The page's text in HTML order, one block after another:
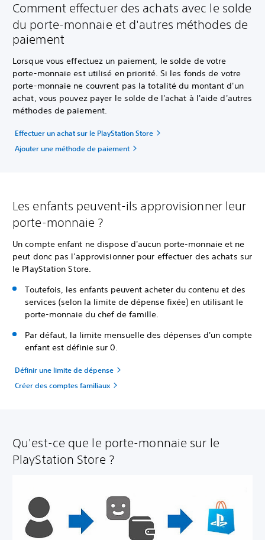
Comment effectuer des achats avec le solde
du porte-monnaie et d'autres méthodes de
paiement
Lorsque vous effectuez un paiement, le solde de votre
porte-monnaie est utilisé en priorité. Si les fonds de votre
porte-monnaie ne couvrent pas la totalité du montant d'un
achat, vous pouvez payer le solde de l'achat à l'aide d'autres
méthodes de paiement.
Effectuer un achat sur le PlayStation Store
Ajouter une méthode de paiement
Les enfants peuvent-ils approvisionner leur
porte-monnaie ?
Un compte enfant ne dispose d'aucun porte-monnaie et ne
peut donc pas l'approvisionner pour effectuer des achats sur
le PlayStation Store.
Toutefois, les enfants peuvent acheter du contenu et des
services (selon la limite de dépense fixée) en utilisant le
porte-monnaie du chef de famille.
Par défaut, la limite mensuelle des dépenses d'un compte
enfant est définie sur 0.
Définir une limite de dépense
Créer des comptes familiaux
Qu'est-ce que le porte-monnaie sur le
PlayStation Store ?